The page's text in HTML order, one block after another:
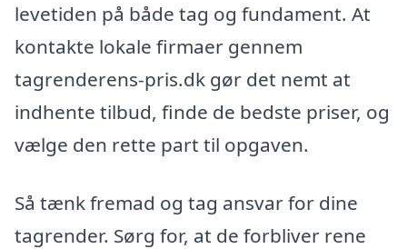
levetiden på både tag og fundament. At
kontakte lokale firmaer gennem
tagrenderens-pris.dk gør det nemt at
indhente tilbud, finde de bedste priser, og
vælge den rette part til opgaven.
Så tænk fremad og tag ansvar for dine
tagrender. Sørg for, at de forbliver rene